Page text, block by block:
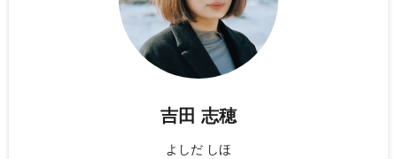
吉田 志穂
よしだ しほ